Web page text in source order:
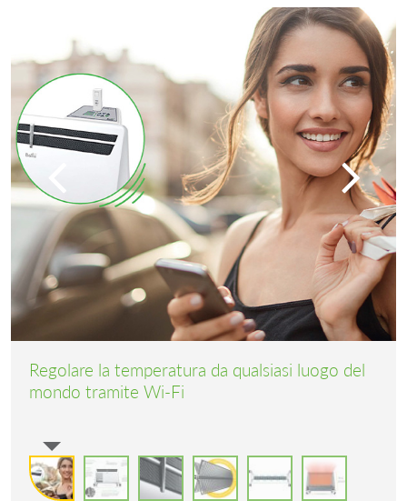
Regolare la temperatura da qualsiasi luogo del
mondo tramite Wi-Fi